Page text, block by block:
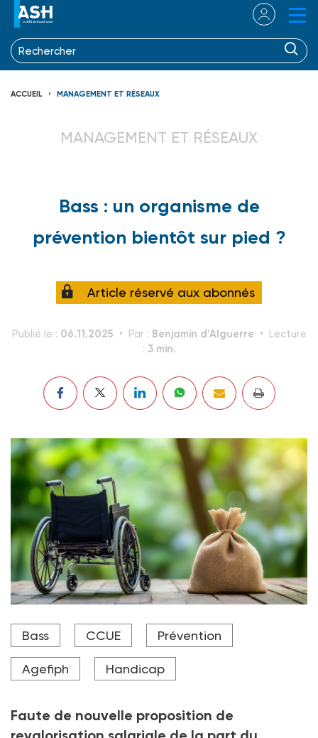
ACCUEIL MANAGEMENT ET RÉSEAUX
MANAGEMENT ET RÉSEAUX
Bass : un organisme de
prévention bientôt sur pied ?
Article réservé aux abonnés
Publié le : 06.11.2025 Par : Benjamin d'Alguerre
Lecture
: 3 min.
Si les acteurs semblent d’accord sur le principe d'un
organisme de prévention, ses contours et son
Crédit photo suyu - stock.adobe.com
Bass CCUE Prévention
Agefiph Handicap
Faute de nouvelle proposition de